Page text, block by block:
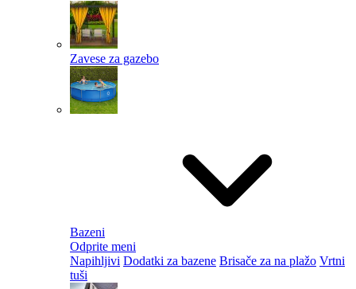
Zavese za gazebo
Bazeni
Odprite meni
Napihljivi Dodatki za bazene Brisače za na plažo Vrtni
tuši